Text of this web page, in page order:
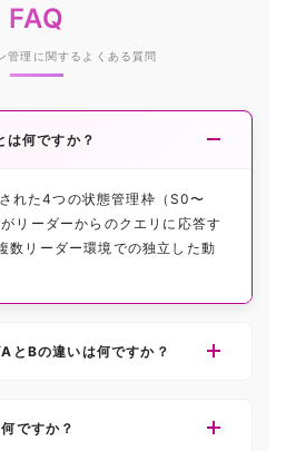
FAQ
管理に関するよくある質問
は何ですか？
れた4つの状態管理枠（S0〜
リーダーからのクエリに応答す
数リーダー環境での独立した動
とBの違いは何ですか？
ですか？